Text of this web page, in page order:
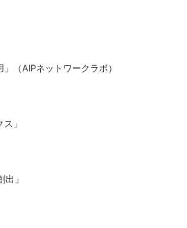
（AIPネットワークラボ）
」
」